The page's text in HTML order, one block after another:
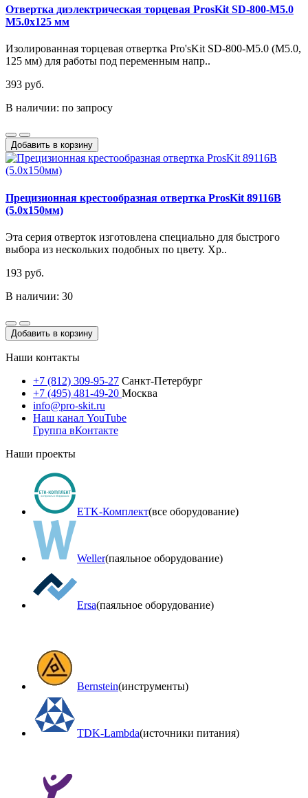
Отвертка диэлектрическая торцевая ProsKit SD-800-M5.0
M5.0x125 мм
Изолированная торцевая отвертка Pro'sKit SD-800-M5.0 (M5.0,
125 мм) для работы под переменным напр..
393 руб.
В наличии: по запросу
Добавить в корзину
Прецизионная крестообразная отвертка ProsKit 89116B
(5.0x150мм)
Эта серия отверток изготовлена специально для быстрого
выбора из нескольких подобных по цвету. Хр..
193 руб.
В наличии: 30
Добавить в корзину
Наши контакты
+7 (812) 309-95-27 Санкт-Петербург
+7 (495) 481-49-20 Москва
info@pro-skit.ru
Наш канал YouTube
Группа вКонтакте
Наши проекты
ETK-Комплект(все оборудование)
Weller(паяльное оборудование)
Ersa(паяльное оборудование)
Bernstein(инструменты)
TDK-Lambda(источники питания)